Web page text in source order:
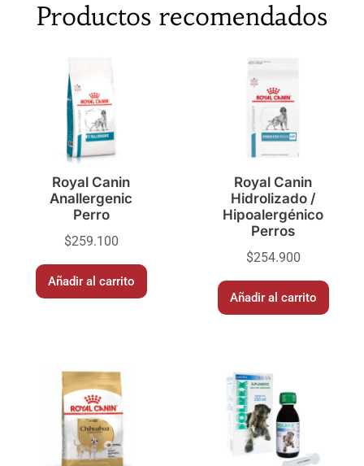
Productos recomendados
Royal Canin
Anallergenic
Perro
$259.100
Añadir al carrito
Royal Canin
Hidrolizado /
Hipoalergénico
Perros
$254.900
Añadir al carrito